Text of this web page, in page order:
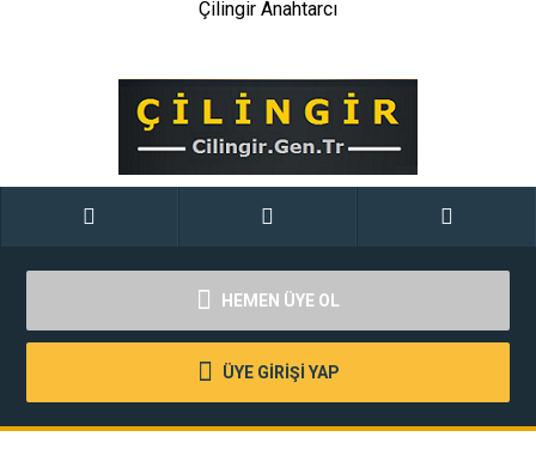
Çilingir Anahtarcı
HEMEN ÜYE OL
ÜYE GİRİŞİ YAP